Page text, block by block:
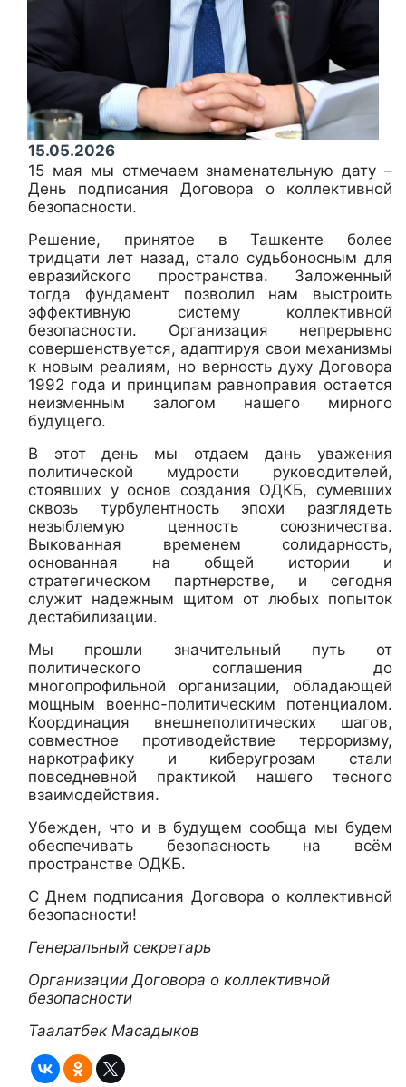
15.05.2026
15 мая мы отмечаем знаменательную дату –
День подписания Договора о коллективной
безопасности.
Решение, принятое в Ташкенте более
тридцати лет назад, стало судьбоносным для
евразийского пространства. Заложенный
тогда фундамент позволил нам выстроить
эффективную систему коллективной
безопасности. Организация непрерывно
совершенствуется, адаптируя свои механизмы
к новым реалиям, но верность духу Договора
1992 года и принципам равноправия остается
неизменным залогом нашего мирного
будущего.
В этот день мы отдаем дань уважения
политической мудрости руководителей,
стоявших у основ создания ОДКБ, сумевших
сквозь турбулентность эпохи разглядеть
незыблемую ценность союзничества.
Выкованная временем солидарность,
основанная на общей истории и
стратегическом партнерстве, и сегодня
служит надежным щитом от любых попыток
дестабилизации.
Мы прошли значительный путь от
политического соглашения до
многопрофильной организации, обладающей
мощным военно-политическим потенциалом.
Координация внешнеполитических шагов,
совместное противодействие терроризму,
наркотрафику и киберугрозам стали
повседневной практикой нашего тесного
взаимодействия.
Убежден, что и в будущем сообща мы будем
обеспечивать безопасность на всём
пространстве ОДКБ.
С Днем подписания Договора о коллективной
безопасности!
Генеральный секретарь
Организации Договора о коллективной
безопасности
Таалатбек Масадыков